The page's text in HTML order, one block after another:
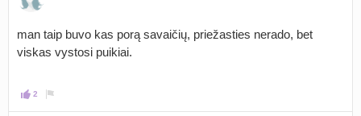
man taip buvo kas porą savaičių, priežasties nerado, bet
viskas vystosi puikiai.
2